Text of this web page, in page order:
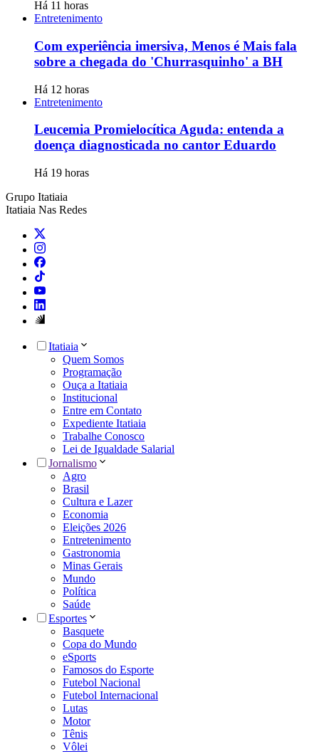
Há 11 horas
Entretenimento
Com experiência imersiva, Menos é Mais fala
sobre a chegada do 'Churrasquinho' a BH
Há 12 horas
Entretenimento
Leucemia Promielocítica Aguda: entenda a
doença diagnosticada no cantor Eduardo
Há 19 horas
Grupo Itatiaia
Itatiaia Nas Redes
Itatiaia
Quem Somos
Programação
Ouça a Itatiaia
Institucional
Entre em Contato
Expediente Itatiaia
Trabalhe Conosco
Lei de Igualdade Salarial
Jornalismo
Agro
Brasil
Cultura e Lazer
Economia
Eleições 2026
Entretenimento
Gastronomia
Minas Gerais
Mundo
Política
Saúde
Esportes
Basquete
Copa do Mundo
eSports
Famosos do Esporte
Futebol Nacional
Futebol Internacional
Lutas
Motor
Tênis
Vôlei